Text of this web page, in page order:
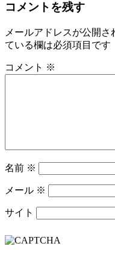
コメントを残す
メールアドレスが公開さ
ている欄は必須項目です
コメント ※
名前 ※
メール ※
サイト